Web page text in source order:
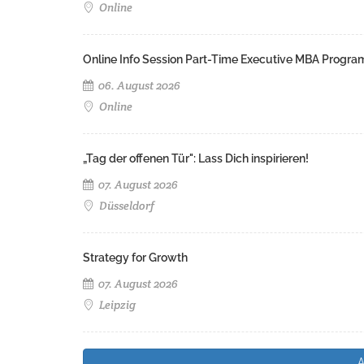
Online
Online Info Session Part-Time Executive MBA
06. August 2026
Online
„Tag der offenen Tür": Lass Dich inspirieren!
07. August 2026
Düsseldorf
Strategy for Growth
07. August 2026
Leipzig